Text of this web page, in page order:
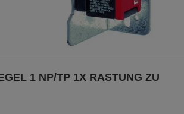
1 NP/TP 1X RASTUNG ZU